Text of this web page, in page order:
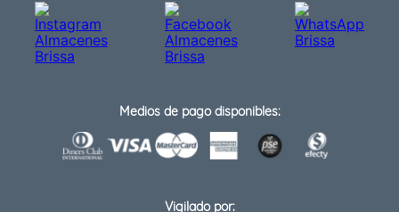
Medios de pago disponibles:
Vigilado por: